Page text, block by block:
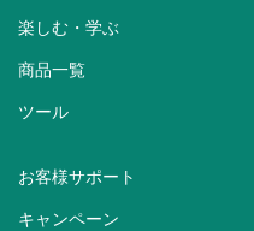
楽しむ・学ぶ
商品一覧
ツール
お客様サポート
キャンペーン